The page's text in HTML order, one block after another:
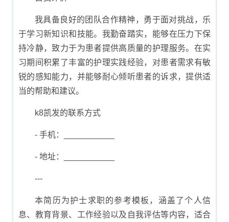
我具备良好的团队合作精神，勇于面对挑战，乐
于学习新知识和技能。我勤奋踏实，能够在压力下保
持冷静，致力于为患者提供高质量的护理服务。在实
习期间积累了丰富的护理实践经验，对患者需求有敏
锐的感知能力，并能够耐心倾听患者的诉求，提供适
当的帮助和建议。
k8凯发的联系方式
- 手机：___________
- 地址：___________
---
本简历为护士求职的参考模板，涵盖了个人信
息、教育背景、工作经验以及自我评估等内容，适合